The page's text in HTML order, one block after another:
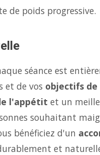
de poids progressive.
séance est
et de vos objectifs
l'appétit et un
souhaitant
bénéficiez d'un
et